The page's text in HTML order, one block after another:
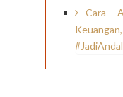
Cara